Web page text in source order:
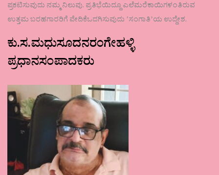
ಪ್ರಕಟಿಸುವುದು ನಮ್ಮ ನಿಲುವು. ಪ್ರತಿಭೆಯಿದ್ದೂ ಎಲೆಮರೆಕಾಯಿಗಳಂತಿರುವ
ಉತ್ತಮ ಬರಹಗಾರರಿಗೆ ವೇದಿಕೆಒದಗಿಸುವುದು ʼಸಂಗಾತಿʼಯ ಉದ್ದೇಶ.
ಕು.ಸ.ಮಧುಸೂದನರಂಗೇಹಳ್ಳಿ
ಪ್ರಧಾನಸಂಪಾದಕರು